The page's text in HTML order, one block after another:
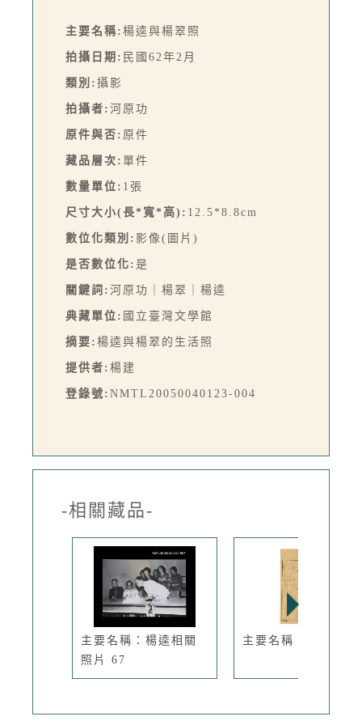
主要名稱: 楊逵與楊翠照
拍攝日期: 民國62年2月
類別: 攝影
拍攝者: 河原功
原件與否: 原件
藏品層次: 單件
數量單位: 1張
尺寸大小(長*寬*高): 12.5*8.8cm
數位化類別: 影像(圖片)
是否數位化: 是
關鍵詞: 河原功｜楊翠｜楊逵
典藏單位: 國立臺灣文學館
摘要: 楊逵與楊翠的生活照
提供者: 楊建
登錄號: NMTL20050040123-004
-相關藏品-
主要名稱：楊逵相關
照片 67
主要名稱：病兒